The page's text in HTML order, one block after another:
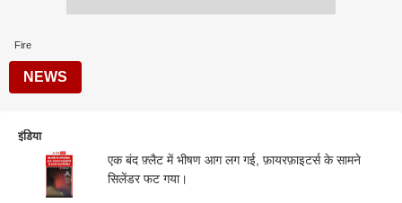
Fire
NEWS
इंडिया
एक बंद फ़्लैट में भीषण आग लग गई, फ़ायरफ़ाइटर्स के सामने
सिलेंडर फट गया।